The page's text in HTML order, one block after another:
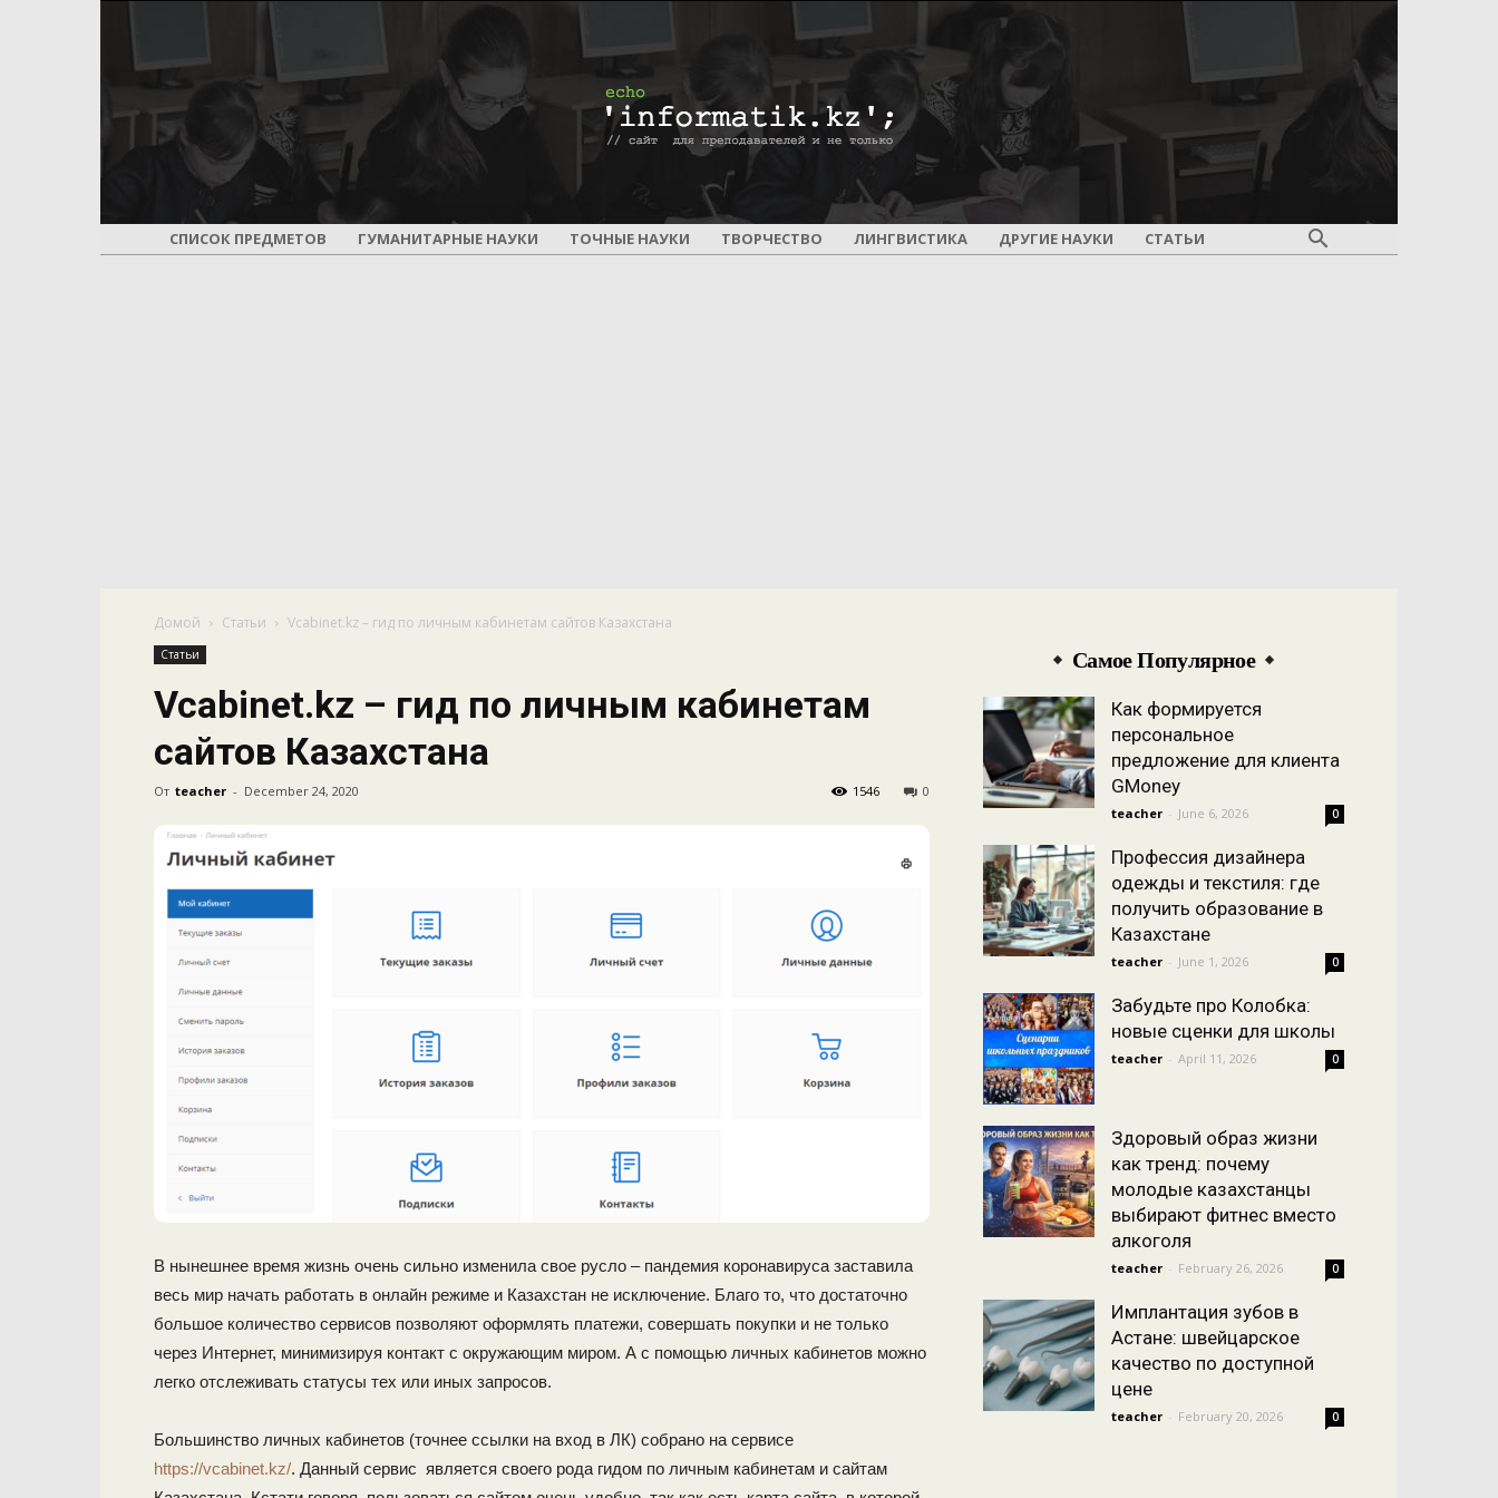
ПОУРОЧНОЕ
СПИСОК ПРЕДМЕТОВ ГУМАНИТАРНЫЕ НАУКИ ТОЧНЫЕ НАУКИ ТВОРЧЕСТВО ЛИНГВИСТИКА ДРУГИЕ НАУКИ СТАТЬИ
Домой Статьи Vcabinet.kz – гид по личным кабинетам сайтов Казахстана
Статьи
Vcabinet.kz – гид по личным кабинетам
сайтов Казахстана
От teacher - December 24, 2020 0
1546
В нынешнее время жизнь очень сильно изменила свое русло – пандемия коронавируса заставила
весь мир начать работать в онлайн режиме и Казахстан не исключение. Благо то, что достаточно
большое количество сервисов позволяют оформлять платежи, совершать покупки и не только
через Интернет, минимизируя контакт с окружающим миром. А с помощью личных кабинетов можно
легко отслеживать статусы тех или иных запросов.
Большинство личных кабинетов (точнее ссылки на вход в ЛК) собрано на сервисе
https://vcabinet.kz/. Данный сервис является своего рода гидом по личным кабинетам и сайтам
Самое Популярное
Как формируется
персональное
предложение для клиента
GMoney
teacher - June 6, 2026 0
Профессия дизайнера
одежды и текстиля: где
получить образование в
Казахстане
teacher - June 1, 2026 0
Забудьте про Колобка:
новые сценки для школы
teacher - April 11, 2026 0
Здоровый образ жизни
как тренд: почему
молодые казахстанцы
выбирают фитнес вместо
алкоголя
teacher - February 26, 2026 0
Имплантация зубов в
Астане: швейцарское
качество по доступной
цене
teacher - February 20, 2026 0